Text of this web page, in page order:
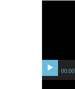
00:00